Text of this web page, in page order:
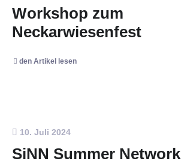
Workshop zum
Neckarwiesenfest
den Artikel lesen
10. Juli 2024
SiNN Summer Network